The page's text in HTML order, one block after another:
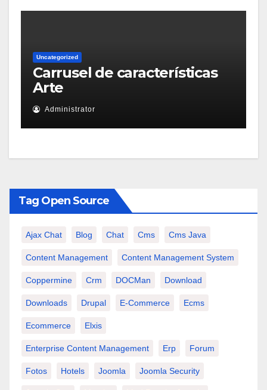
Uncategorized
Carrusel de características
Arte
Administrator
Tag Open Source
Ajax Chat Blog Chat Cms Cms Java
Content Management Content Management System
Coppermine Crm DOCMan Download
Downloads Drupal E-Commerce Ecms
Ecommerce Elxis
Enterprise Content Management Erp Forum
Fotos Hotels Joomla Joomla Security